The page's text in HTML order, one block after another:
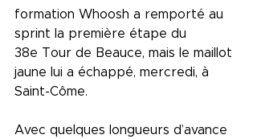
formation Whoosh a remporté au
sprint la première étape du
38e Tour de Beauce, mais le maillot
jaune lui a échappé, mercredi, à
Saint-Côme.
Avec quelques longueurs d’avance